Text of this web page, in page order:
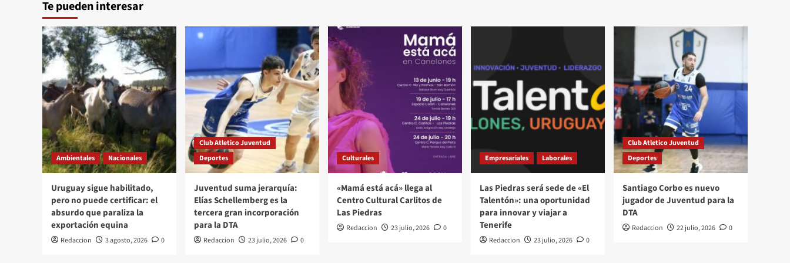
jornales
en
Las
Piedras
Te pueden interesar
Ambientales Nacionales
Uruguay sigue habilitado,
pero no puede certificar: el
absurdo que paraliza la
exportación equina
Redaccion 3 agosto, 2026 0
Club Atletico Juventud
Deportes
Juventud suma jerarquía:
Elías Schellemberg es la
tercera gran incorporación
para la DTA
Redaccion 23 julio, 2026 0
Culturales
«Mamá está acá» llega al
Centro Cultural Carlitos de
Las Piedras
Redaccion 23 julio, 2026 0
Empresariales Laborales
Las Piedras será sede de «El
Talentón»: una oportunidad
para innovar y viajar a
Tenerife
Redaccion 23 julio, 2026 0
Club Atletico Juventud
Deportes
Santiago Corbo es nuevo
jugador de Juventud para la
DTA
Redaccion 22 julio, 2026 0